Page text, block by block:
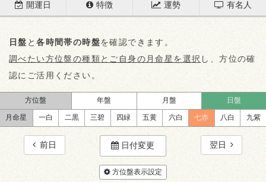
開運日 特徴 運勢 有名人
日盤 と各時間帯の時盤を確認できます。
調べたい方位盤の種類とご自身の月命星を選択 し、方位の確
認にご活用ください。
方位盤 年盤 月盤 日盤
月命星 一白 二黒 三碧 四緑 五黄 六白 七赤 八白 九紫
前日 日付変更 翌日
方位盤表示設定